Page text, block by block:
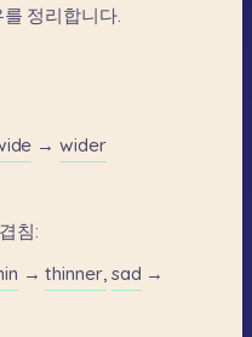
를 정리합니다.
→ wider
겹침:
→ thinner, sad →